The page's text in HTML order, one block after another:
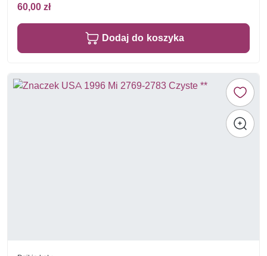
60,00 zł
Dodaj do koszyka